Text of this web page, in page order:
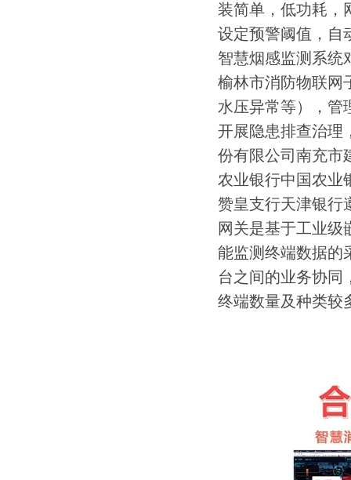
装简单，低功耗，
设定预警阈值，自
智慧烟感监测系统
榆林市消防物联网
水压异常等），管
开展隐患排查治理
份有限公司南充市
农业银行中国农业
赞皇支行天津银行
网关是基于工业
能监测终端数据的
台之间的业务协同
终端数量及种类较